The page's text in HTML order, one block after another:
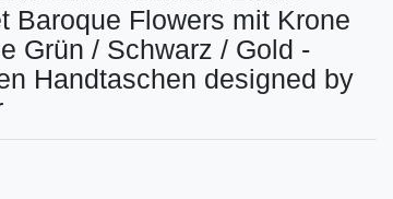
Baroque Flowers mit Krone
Grün / Schwarz / Gold -
Handtaschen designed by